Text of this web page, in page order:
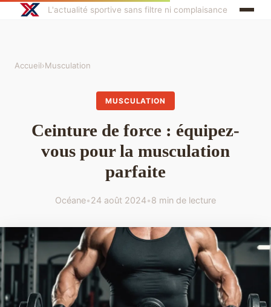
L'actualité sportive sans filtre ni complaisance
Accueil›Musculation
MUSCULATION
Ceinture de force : équipez-
vous pour la musculation
parfaite
Océane•24 août 2024•8 min de lecture